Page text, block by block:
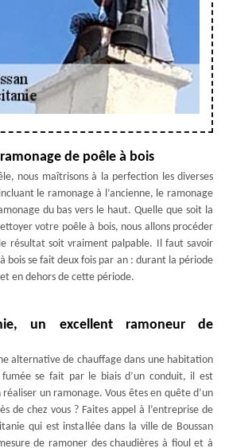
de poêle à bois
nous maîtrisons à la perfection les diverses
le ramonage à l’ancienne, le ramonage
du bas vers le haut. Quelle que soit la
votre poêle à bois, nous allons procéder
résultat soit vraiment palpable. Il faut savoir
bois se fait deux fois par an : durant la période
en dehors de cette période.
un excellent ramoneur de
alternative de chauffage dans une habitation
se fait par le biais d’un conduit, il est
un ramonage. Vous êtes en quête d’un
de chez vous ? Faites appel à l’entreprise de
qui est installée dans la ville de Boussan
de ramoner des chaudières à fioul et à